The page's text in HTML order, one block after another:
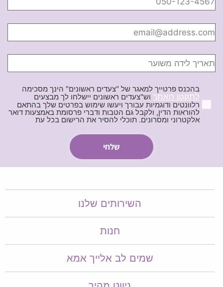
בהכנס פרטייך למאגר של "צעדים ראשונים" הינך מסכימה
לתקנון האתר וש"צעדים ראשונים יישלחו לך מבצעים
רלוונטים ודוגמיות עבורך ויעשו שימוש בפרטים שלך בהתאם
להוראות הדין, ולקבל גם הטבות ודברי פרסומת באמצעות דואר
אלקטרוני ומסרונים. תוכלי להסיר את הרישום בכל עת
השירותים שלנו
חנות
שמים לב אלייך אמא​​